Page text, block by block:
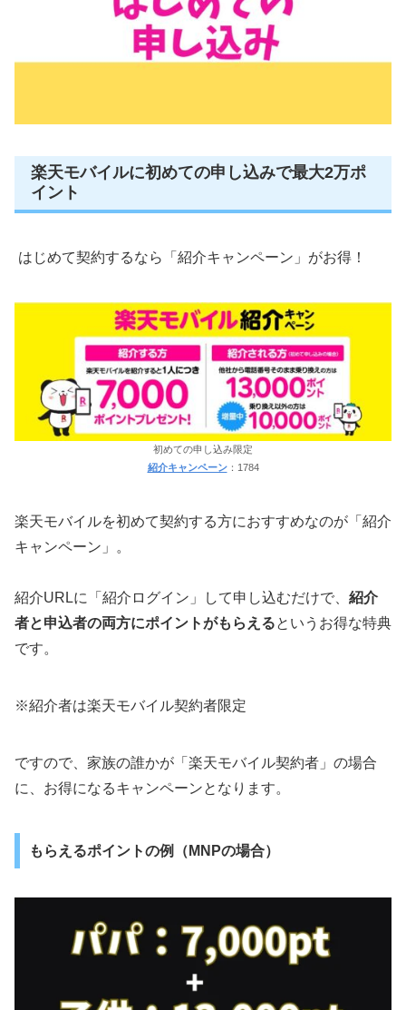
楽天モバイルに初めての申し込みで最大2万ポ
イント
はじめて契約するなら「紹介キャンペーン」がお得！
初めての申し込み限定
紹介キャンペーン：1784
楽天モバイルを初めて契約する方におすすめなのが「紹介
キャンペーン」。
紹介URLに「紹介ログイン」して申し込むだけで、 紹介
者と申込者の両方にポイントがもらえるというお得な特典
です。
※紹介者は楽天モバイル契約者限定
ですので、家族の誰かが「楽天モバイル契約者」の場合
に、お得になるキャンペーンとなります。
もらえるポイントの例（MNPの場合）